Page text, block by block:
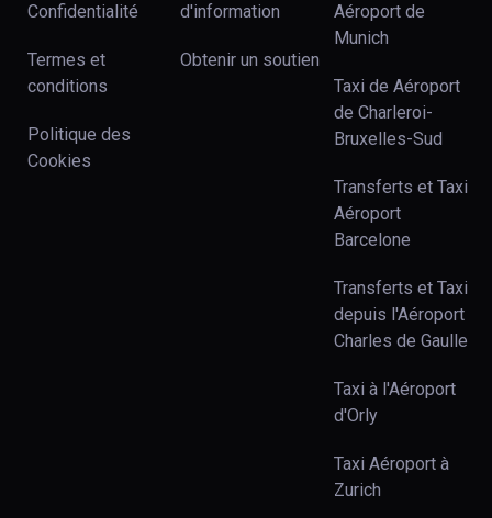
Confidentialité
Termes et
conditions
Politique des
Cookies
d'information
Obtenir un soutien
Aéroport de
Munich
Taxi de Aéroport
de Charleroi-
Bruxelles-Sud
Transferts et Taxi
Aéroport
Barcelone
Transferts et Taxi
depuis l'Aéroport
Charles de Gaulle
Taxi à l'Aéroport
d'Orly
Taxi Aéroport à
Zurich